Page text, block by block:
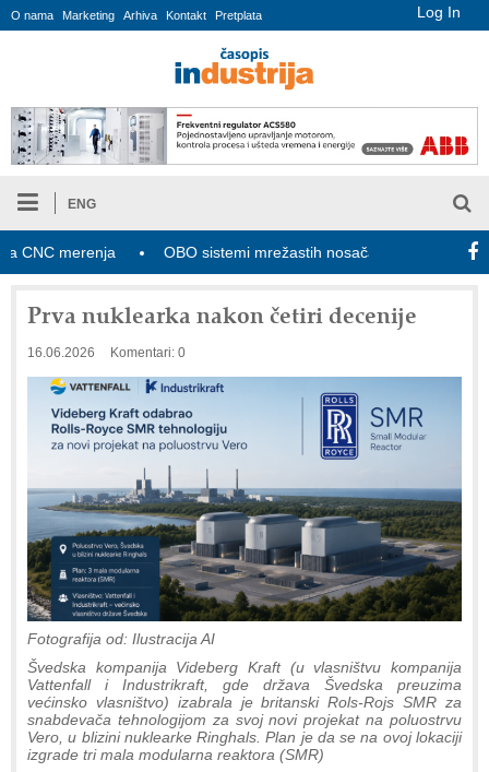
Log In
O nama Marketing Arhiva Kontakt Pretplata
ENG
merenja OBO sistemi mrežastih nosača kablova Novi
Prva nuklearka nakon četiri decenije
16.06.2026 Komentari: 0
Fotografija od: Ilustracija AI
Švedska kompanija Videberg Kraft (u vlasništvu kompanija
Vattenfall i Industrikraft, gde država Švedska preuzima
većinsko vlasništvo) izabrala je britanski Rols-Rojs SMR za
snabdevača tehnologijom za svoj novi projekat na poluostrvu
Vero, u blizini nuklearke Ringhals. Plan je da se na ovoj lokaciji
izgrade tri mala modularna reaktora (SMR)